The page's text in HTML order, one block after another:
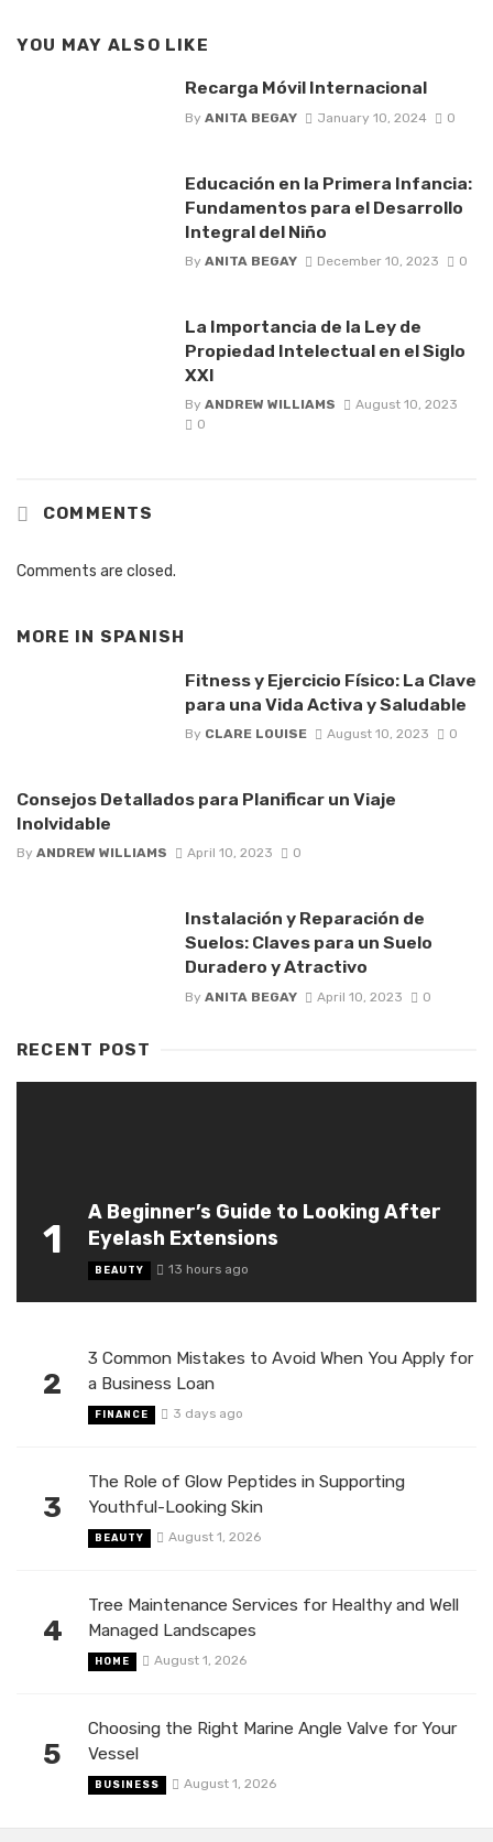
YOU MAY ALSO LIKE
Recarga Móvil Internacional
By ANITA BEGAY January 10, 2024 0
Educación en la Primera Infancia:
Fundamentos para el Desarrollo
Integral del Niño
By ANITA BEGAY December 10, 2023 0
La Importancia de la Ley de
Propiedad Intelectual en el Siglo
XXI
By ANDREW WILLIAMS
August 10, 2023
0
COMMENTS
Comments are closed.
MORE IN SPANISH
Fitness y Ejercicio Físico: La Clave
para una Vida Activa y Saludable
By CLARE LOUISE August 10, 2023 0
Consejos Detallados para Planificar un Viaje
Inolvidable
By ANDREW WILLIAMS April 10, 2023 0
Instalación y Reparación de
Suelos: Claves para un Suelo
Duradero y Atractivo
By ANITA BEGAY April 10, 2023 0
RECENT POST
1
A Beginner’s Guide to Looking After
Eyelash Extensions
BEAUTY 13 hours ago
2
3 Common Mistakes to Avoid When You Apply for
a Business Loan
FINANCE 3 days ago
3
The Role of Glow Peptides in Supporting
Youthful-Looking Skin
BEAUTY August 1, 2026
4
Tree Maintenance Services for Healthy and Well
Managed Landscapes
HOME August 1, 2026
5
Choosing the Right Marine Angle Valve for Your
Vessel
BUSINESS August 1, 2026